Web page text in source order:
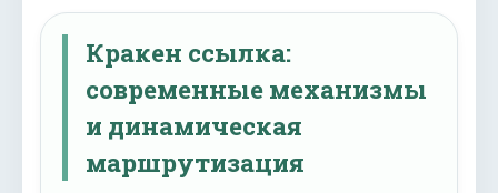
Кракен ссылка:
современные механизмы
и динамическая
маршрутизация